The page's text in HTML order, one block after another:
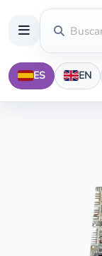
ES EN